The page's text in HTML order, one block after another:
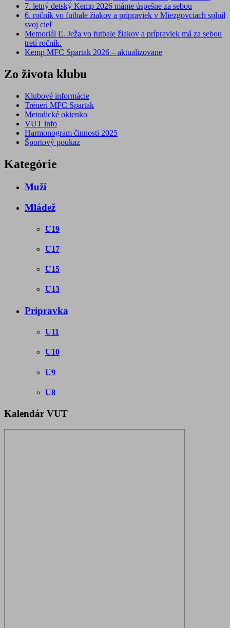
7. letný detský Kemp 2026 máme úspešne za sebou
6. ročník vo futbale žiakov a prípraviek v Miezgovciach splnil
svoj cieľ
Memoriál Ľ. Ježa vo futbale žiakov a prípraviek má za sebou
tretí ročník.
Kemp MFC Spartak 2026 – aktualizovane
Zo života klubu
Klubové informácie
Tréneri MFC Spartak
Metodické okienko
VUT info
Harmonogram činnosti 2025
Športový poukaz
Kategórie
Muži
Mládež
U19
U17
U15
U13
Prípravka
U11
U10
U9
U8
Kalendár VUT